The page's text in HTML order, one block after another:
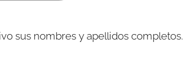
sus nombres y apellidos completos.